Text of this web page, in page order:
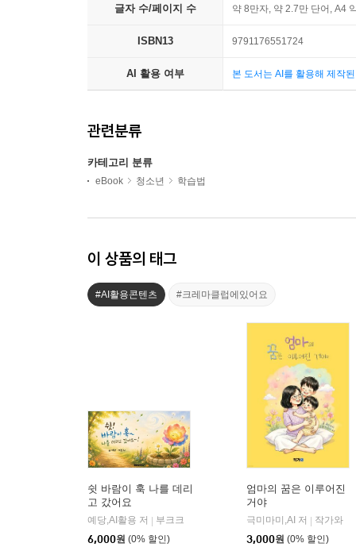
글자 수/페이지 수 약 8만자, 약 2.7만 단어, A4
ISBN13 9791176551724
AI 활용 여부 본 도서는 AI를 활용해 제작
관련분류
카테고리 분류
eBook 청소년 학습법
이 상품의 태그
#AI활용콘텐츠 #크레마클럽에있어요
쉿 바람이 훅 나를 데리
고 갔어요
예당,AI활용 저
부크크
6,000원 (0% 할인)
엄마의 꿈은 이루어진
거야
극미마미,AI 저
작가와
3,000원 (0% 할인)